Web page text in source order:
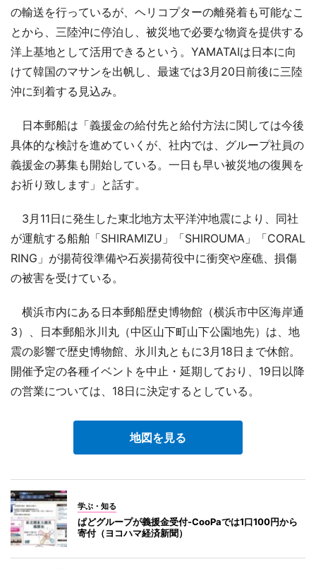
の輸送を行っているが、ヘリコプターの離発着も可能なこ
とから、三陸沖に停泊し、被災地で必要な物資を提供する
洋上基地として活用できるという。YAMATAIは日本に向
けて韓国のマサンを出帆し、最速では3月20日前後に三陸
沖に到着する見込み。
日本郵船は「義援金の給付先と給付方法に関しては今後
具体的な検討を進めていくが、社内では、グループ社員の
義援金の募集も開始している。一日も早い被災地の復興を
お祈り致します」と話す。
3月11日に発生した東北地方太平洋沖地震により、同社
が運航する船舶「SHIRAMIZU」「SHIROUMA」「CORAL
RING」が揚荷役準備や石炭揚荷役中に衝突や座礁、損傷
の被害を受けている。
横浜市内にある日本郵船歴史博物館（横浜市中区海岸通
3）、日本郵船氷川丸（中区山下町山下公園地先）は、地
震の影響で歴史博物館、氷川丸ともに3月18日まで休館。
開催予定の各種イベントを中止・延期しており、19日以降
の営業については、18日に決定するとしている。
地図を見る
学ぶ・知る
ぱどグループが義援金受付-CooPaでは1口100円から
寄付（ヨコハマ経済新聞）